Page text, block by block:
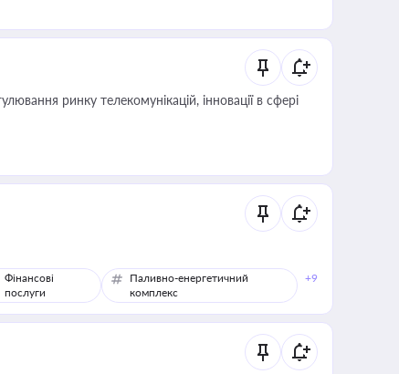
ринку телекомунікацій, інновації в сфері
Фінансові
послуги
Паливно-енергетичний
комплекс
+9